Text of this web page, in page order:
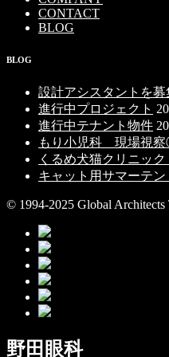
CONTACT
BLOG
BLOG
設計アシスタントを募
進行中プロジェクト
進行中テナント物件
もり小児科 現場視
くるめ犬猫クリニッ
キャット用サマーテン
© 1994-2025 Global Architects
野田眼科